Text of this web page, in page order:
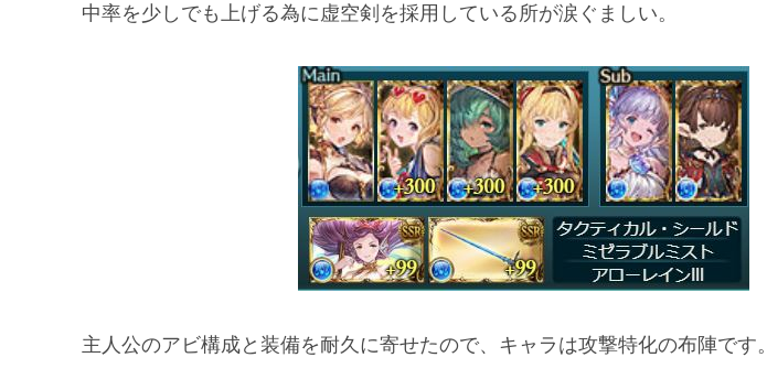
中率を少しでも上げる為に虚空剣を採用している所が涙ぐましい。
主人公のアビ構成と装備を耐久に寄せたので、キャラは攻撃特化の布陣です。